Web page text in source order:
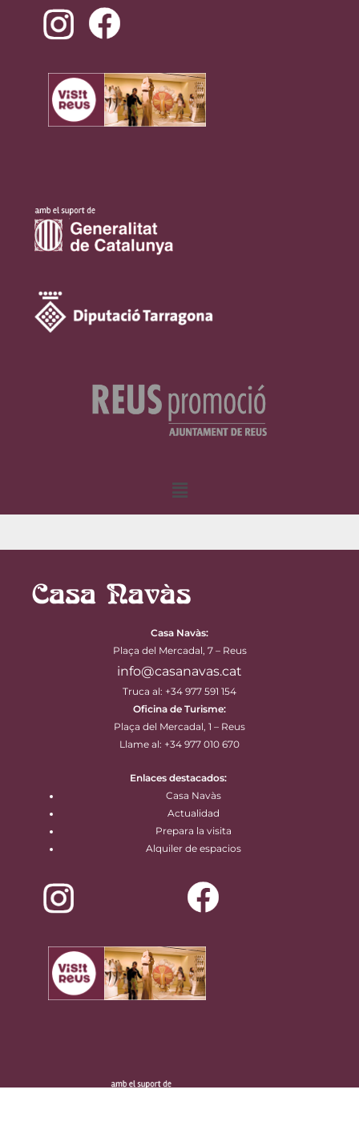
Menú
Casa Navàs:
Plaça del Mercadal, 7 – Reus
info@casanavas.cat
Truca al: +34 977 591 154
Oficina de Turisme:
Plaça del Mercadal, 1 – Reus
Llame al: +34 977 010 670
Enlaces destacados:
Casa Navàs
Actualidad
Prepara la visita
Alquiler de espacios